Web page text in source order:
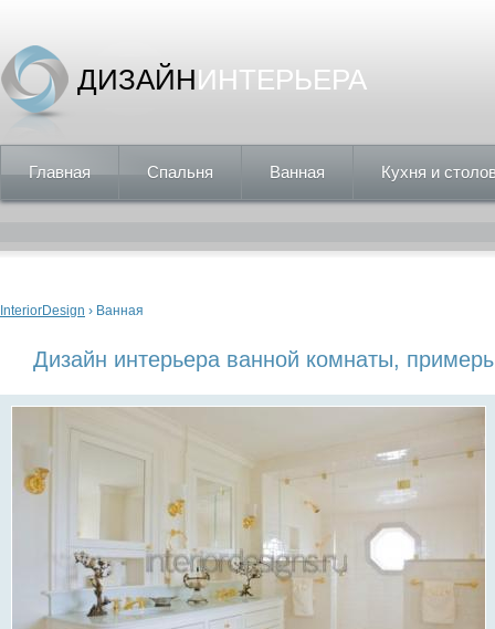
ДИЗАЙНИНТЕРЬЕРА
Главная Спальня Ванная Кухня и
Вы здесь
InteriorDesign › Ванная
Дизайн интерьера ванной комнаты,